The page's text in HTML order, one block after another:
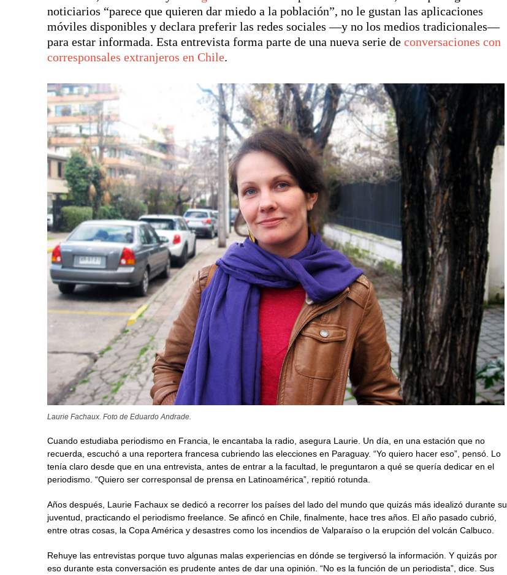
noticiarios “parece que quieren dar miedo a la población”, no le gustan las aplicaciones
móviles disponibles y declara preferir las redes sociales —y no los medios tradicionales—
para estar informada. Esta entrevista forma parte de una nueva serie deconversaciones con
corresponsales extranjeros en Chile.
Laurie Fachaux. Foto de Eduardo Andrade.
Cuando estudiaba periodismo en Francia, le encantaba la radio, asegura Laurie. Un día, en una estación que no
recuerda, escuchó a una reportera francesa cubriendo las elecciones en Paraguay. “Yo quiero hacer eso”, pensó. Lo
tenía claro desde que en una entrevista, antes de entrar a la facultad, le preguntaron a qué se quería dedicar en el
periodismo. “Quiero ser corresponsal de prensa en Latinoamérica”, repitió rotunda.
Años después, Laurie Fachaux se dedicó a recorrer los países del lado del mundo que quizás más idealizó durante su
juventud, practicando el periodismo freelance. Se afincó en Chile, finalmente, hace tres años. El año pasado cubrió,
entre otras cosas, la Copa América y desastres como los incendios de Valparaíso o la erupción del volcán Calbuco.
Rehuye las entrevistas porque tuvo algunas malas experiencias en dónde se tergiversó la información. Y quizás por
eso durante esta conversación es prudente antes de dar una opinión. “No es la función de un periodista”, dice. Sus